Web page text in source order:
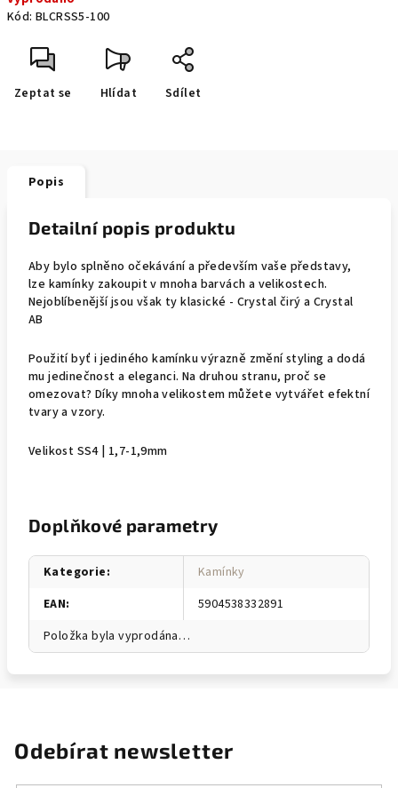
Kód: BLCRSS5-100
Zeptat se Hlídat Sdílet
Popis
Detailní popis produktu
Aby bylo splněno očekávání a především vaše představy,
lze kamínky zakoupit v mnoha barvách a velikostech.
Nejoblíbenější jsou však ty klasické - Crystal čirý a Crystal
AB
Použití byť i jediného kamínku výrazně změní styling a dodá
mu jedinečnost a eleganci. Na druhou stranu, proč se
omezovat? Díky mnoha velikostem můžete vytvářet efektní
tvary a vzory.
Velikost SS4 | 1,7-1,9mm
Doplňkové parametry
Kategorie:
Kamínky
EAN:
5904538332891
Položka byla vyprodána…
Odebírat newsletter